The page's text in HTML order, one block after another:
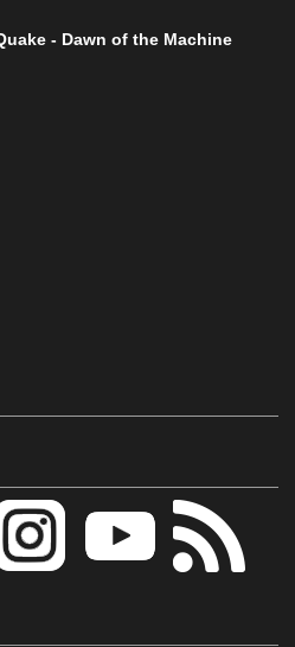
- Dawn of the Machine